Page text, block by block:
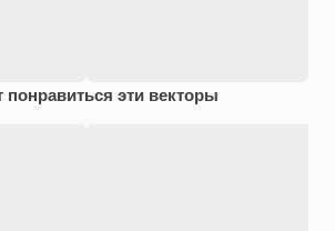
понравиться эти векторы